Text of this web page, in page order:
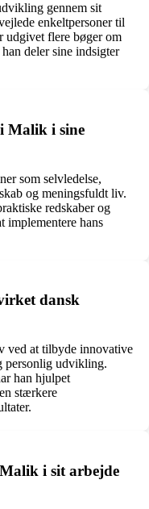
gennem sit
enkeltpersoner til
udgivet flere bøger om
deler sine indsigter
Malik i sine
som selvledelse,
og meningsfuldt liv.
redskaber og
implementere hans
dansk
ved at tilbyde innovative
personlig udvikling.
han hjulpet
stærkere
i sit arbejde